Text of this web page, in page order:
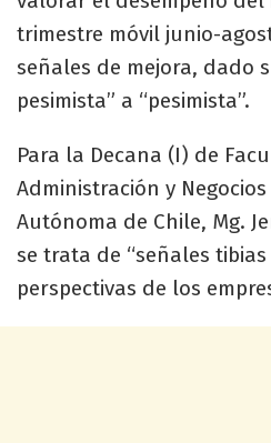
trimestre móvil junio-
señales de mejora, dado
pesimista” a “pesimista”.
Para la Decana (I) de
Administración y
Autónoma de Chile, Mg.
se trata de “señales
perspectivas de los